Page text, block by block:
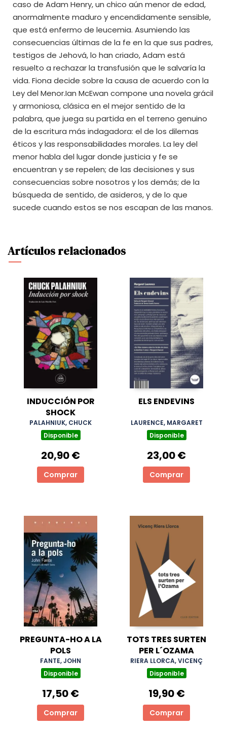
caso de Adam Henry, un chico aún me­nor de edad,
anormalmente maduro y encendidamente sensible,
que está enfermo de leucemia. Asumiendo las
consecuencias últimas de la fe en la que sus padres,
testigos de Jehová, lo han criado, Adam está
resuelto a rechazar la transfusión que le salvaría la
vida. Fiona decide sobre la causa de acuerdo con la
Ley del Menor.Ian McEwan compone una novela grácil
y armoniosa, clásica en el mejor sentido de la
palabra, que juega su partida en el terreno genuino
de la escritura más indagadora: el de los dilemas
éticos y las responsabili­dades morales. La ley del
menor habla del lugar donde justicia y fe se
encuentran y se repelen; de las decisiones y sus
consecuencias sobre nosotros y los demás; de la
búsqueda de sentido, de asideros, y de lo que
sucede cuando estos se nos escapan de las manos.
Artículos relacionados
INDUCCIÓN POR
SHOCK
PALAHNIUK, CHUCK
Disponible
20,90 €
Comprar
ELS ENDEVINS
LAURENCE, MARGARET
Disponible
23,00 €
Comprar
PREGUNTA-HO A LA
POLS
FANTE, JOHN
Disponible
17,50 €
Comprar
TOTS TRES SURTEN
PER L´OZAMA
RIERA LLORCA, VICENÇ
Disponible
19,90 €
Comprar